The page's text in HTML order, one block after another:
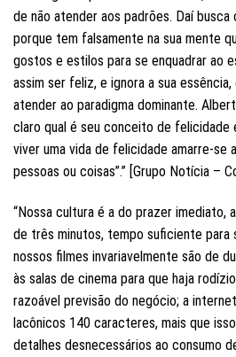
de não atender aos padrões. Daí busca
porque tem falsamente na sua mente
gostos e estilos para se enquadrar ao
assim ser feliz, e ignora a sua
atender ao paradigma dominante.
claro qual é seu conceito de felicidade
viver uma vida de felicidade amarre-se
pessoas ou coisas”.” [Grupo Notícia –
“Nossa cultura é a do prazer imediato,
de três minutos, tempo suficiente para
nossos filmes invariavelmente são de
às salas de cinema para que haja
razoável previsão do negócio; a
lacônicos 140 caracteres, mais que
detalhes desnecessários ao consumo